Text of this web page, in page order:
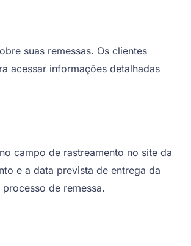
suas remessas. Os clientes
acessar informações detalhadas
campo de rastreamento no site da
e a data prevista de entrega da
de remessa.